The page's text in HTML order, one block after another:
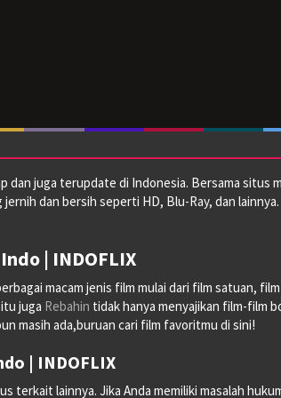
juga terupdate di Indonesia. Bersama situs
dan bersih seperti HD, Blu-Ray, dan lainnya.
| INDOFLIX
macam jenis film mulai dari film satuan,
juga Rebahin tidak hanya menyajikan film-film
masih ada,buruan cari film favoritmu di sini!
| INDOFLIX
terkait lainnya. Jika Anda memiliki masalah